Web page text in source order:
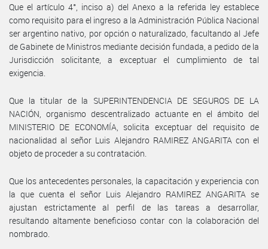
Que el artículo 4°, inciso a) del Anexo a la referida ley establece
como requisito para el ingreso a la Administración Pública Nacional
ser argentino nativo, por opción o naturalizado, facultando al Jefe
de Gabinete de Ministros mediante decisión fundada, a pedido de la
Jurisdicción solicitante, a exceptuar el cumplimiento de tal
exigencia.
Que la titular de la SUPERINTENDENCIA DE SEGUROS DE LA
NACIÓN, organismo descentralizado actuante en el ámbito del
MINISTERIO DE ECONOMÍA, solicita exceptuar del requisito de
nacionalidad al señor Luis Alejandro RAMIREZ ANGARITA con el
objeto de proceder a su contratación.
Que los antecedentes personales, la capacitación y experiencia con
la que cuenta el señor Luis Alejandro RAMIREZ ANGARITA se
ajustan estrictamente al perfil de las tareas a desarrollar,
resultando altamente beneficioso contar con la colaboración del
nombrado.